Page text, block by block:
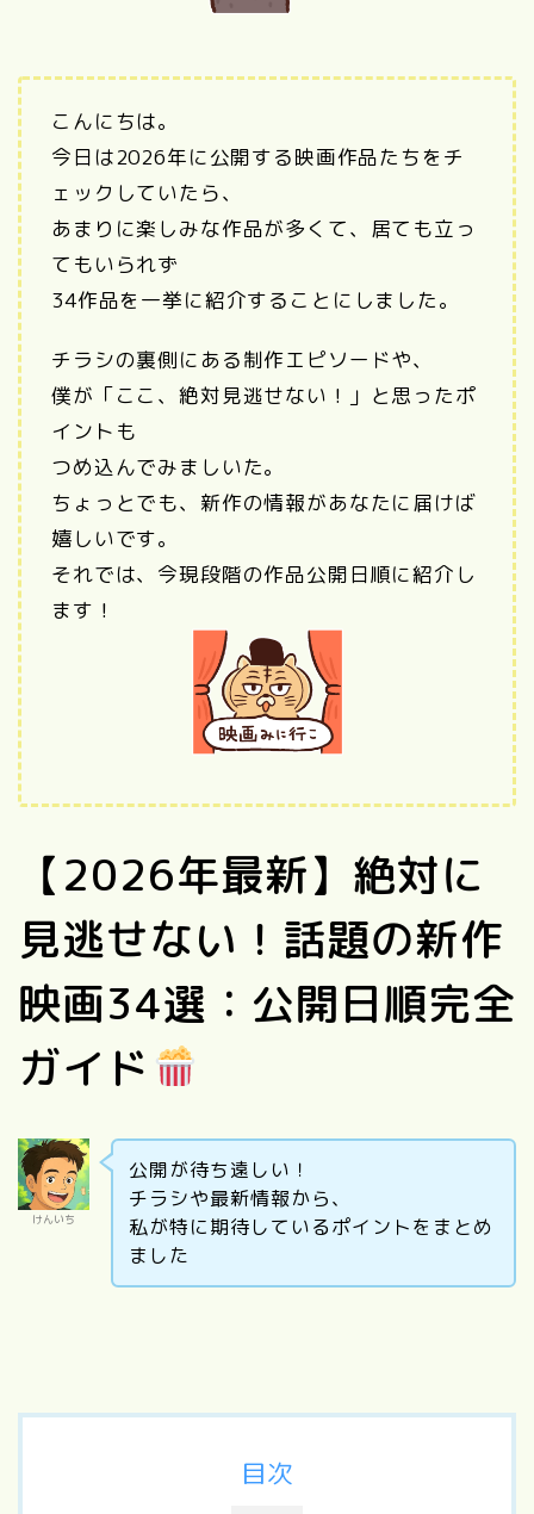
こんにちは。
今日は2026年に公開する映画作品たちをチ
ェックしていたら、
あまりに楽しみな作品が多くて、居ても立っ
てもいられず
34作品を一挙に紹介することにしました。
チラシの裏側にある制作エピソードや、
僕が「ここ、絶対見逃せない！」と思ったポ
イントも
つめ込んでみましいた。
ちょっとでも、新作の情報があなたに届けば
嬉しいです。
それでは、今現段階の作品公開日順に紹介し
ます！
【2026年最新】絶対に
見逃せない！話題の新作
映画34選：公開日順完全
ガイド
けんいち
公開が待ち遠しい！
チラシや最新情報から、
私が特に期待しているポイントをまとめ
ました
目次